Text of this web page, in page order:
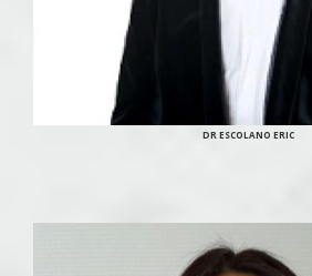
DR ESCOLANO ERIC